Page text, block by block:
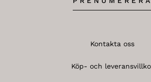
Kontakta oss
Köp- och